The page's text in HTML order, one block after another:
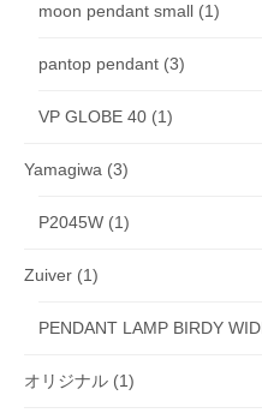
moon pendant small (1)
pantop pendant (3)
VP GLOBE 40 (1)
Yamagiwa (3)
P2045W (1)
Zuiver (1)
PENDANT LAMP BIRDY
オリジナル (1)